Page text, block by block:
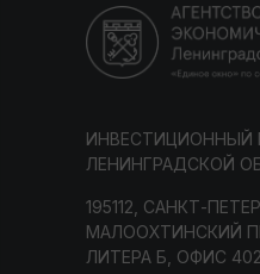
ИНВЕСТИЦИОННЫЙ
ЛЕНИНГРАДСКОЙ
195112, САНКТ-
МАЛООХТИНСКИЙ
ЛИТЕРА Б, ОФИС 402